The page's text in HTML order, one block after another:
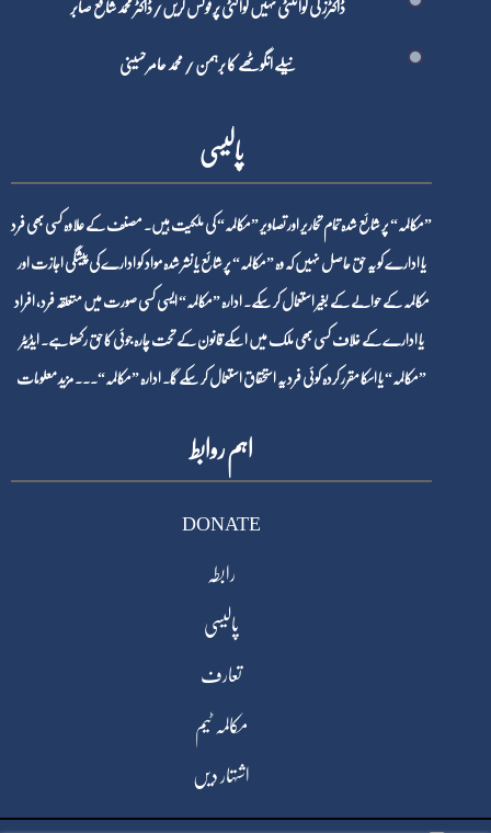
ڈاکٹرز کی کوانٹٹی نہیں کوالٹی پر فوکس کریں/ڈاکٹر محمد شافع صابر
نیلے انگوٹھے کا برہمن / محمد عامر حسینی
پالیسی
”مکالمہ“ پر شائع شدہ تمام تحاریر اور تصاویر ”مکالمہ“ کی ملکیت ہیں۔ مصنف کے علاوہ کسی بھی فرد
یا ادارے کو یہ حق حاصل نہیں کہ وہ ”مکالمہ“ پر شائع یا نشر شدہ مواد کو ادارے کی پیشگی اجازت اور
مکالمہ کے حوالے کے بغیر استعمال کر سکے۔ ادارہ ”مکالمہ“ ایسی کسی صورت میں متعلقہ فرد، افراد
یا ادارے کے خلاف کسی بھی ملک میں اسکے قانون کے تحت چارہ جوئی کا حق رکھتا ہے۔ ایڈیٹر
”مکالمہ“ یا اسکا مقرر کردہ کوئی فرد یہ استحقاق استعمال کر سکے گا۔ ادارہ ”مکالمہ“۔۔۔ مزید معلومات
اہم روابط
DONATE
رابطہ
پالیسی
تعارف
مکالمہ ٹیم
اشتہار دیں